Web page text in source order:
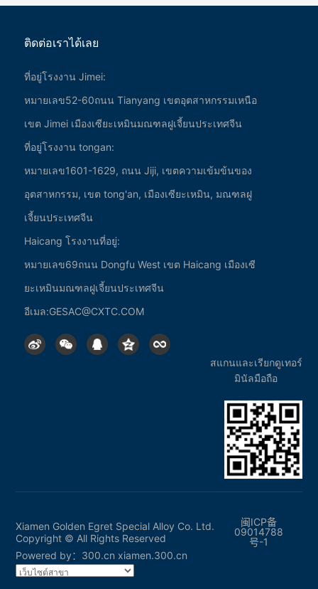
ข้อมูลบริษัท
เส้นทางการพัฒนา
เกียรติคุณองค์กร
วัฒนธรรมองค์กร
ผลิตภัณฑ์
ผงทังสเตน
คาร์ไบด์เซเมนต์
ชุดเครื่องมือตัด
เทคโนโลยี
บริการและสนับสนุน
ศูนย์ดาวนโหลด
ติดต่อเรา
ติดต่อเราได้เลย
ที่อยู่โรงงาน Jimei:
หมายเลข52-60ถนน Tianyang เขตอุตสาหกรรมเหนือ
เขต Jimei เมืองเซียะเหมินมณฑลฝูเจี้ยนประเทศจีน
ที่อยู่โรงงาน tongan:
หมายเลข1601-1629, ถนน Jiji, เขตความเข้มข้นของ
อุตสาหกรรม, เขต tong'an, เมืองเซียะเหมิน, มณฑลฝู
เจี้ยนประเทศจีน
Haicang โรงงานที่อยู่:
หมายเลข69ถนน Dongfu West เขต Haicang เมืองเซี
ยะเหมินมณฑลฝูเจี้ยนประเทศจีน
อีเมล:GESAC@CXTC.COM
สแกนและเรียกดูเทอร์
มินัลมือถือ
Xiamen Golden Egret Special Alloy Co. Ltd.
Copyright © All Rights Reserved
闽ICP备
09014788
号-1
Powered by： 300.cn xiamen.300.cn